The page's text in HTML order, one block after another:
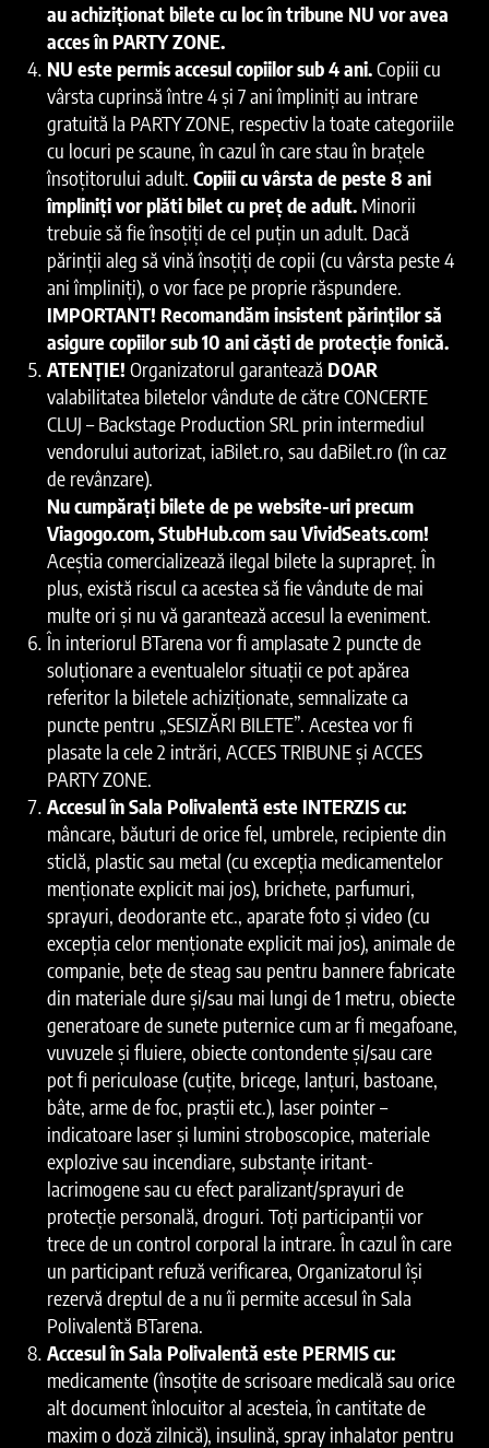
au achiziționat bilete cu loc în tribune NU vor avea
acces în PARTY ZONE.
NU este permis accesul copiilor sub 4 ani.Copiii cu
vârsta cuprinsă între 4 și 7 ani împliniți au intrare
gratuită la PARTY ZONE, respectiv la toate categoriile
cu locuri pe scaune, în cazul în care stau în brațele
însoțitorului adult. Copiii cu vârsta de peste 8 ani
împliniți vor plăti bilet cu preț de adult. Minorii
trebuie să fie însoțiți de cel puțin un adult. Dacă
părinții aleg să vină însoțiți de copii (cu vârsta peste 4
ani împliniți), o vor face pe proprie răspundere.
IMPORTANT! Recomandăm insistent părinților să
asigure copiilor sub 10 ani căști de protecție fonică.
ATENȚIE! Organizatorul garantează DOAR
valabilitatea biletelor vândute de către CONCERTE
CLUJ – Backstage Production SRL prin intermediul
vendorului autorizat, iaBilet.ro, sau daBilet.ro (în caz
de revânzare).
Nu cumpărați bilete de pe website-uri precum
Viagogo.com, StubHub.com sau VividSeats.com!
Aceștia comercializează ilegal bilete la suprapreț. În
plus, există riscul ca acestea să fie vândute de mai
multe ori și nu vă garantează accesul la eveniment.
În interiorul BTarena vor fi amplasate 2 puncte de
soluționare a eventualelor situații ce pot apărea
referitor la biletele achiziționate, semnalizate ca
puncte pentru „SESIZĂRI BILETE”. Acestea vor fi
plasate la cele 2 intrări, ACCES TRIBUNE și ACCES
PARTY ZONE.
Accesul în Sala Polivalentă este INTERZIS cu:
mâncare, băuturi de orice fel, umbrele, recipiente din
sticlă, plastic sau metal (cu excepția medicamentelor
menționate explicit mai jos), brichete, parfumuri,
sprayuri, deodorante etc., aparate foto și video (cu
excepția celor menționate explicit mai jos), animale de
companie, bețe de steag sau pentru bannere fabricate
din materiale dure și/sau mai lungi de 1 metru, obiecte
generatoare de sunete puternice cum ar fi megafoane,
vuvuzele și fluiere, obiecte contondente și/sau care
pot fi periculoase (cuțite, bricege, lanțuri, bastoane,
bâte, arme de foc, praștii etc.), laser pointer –
indicatoare laser și lumini stroboscopice, materiale
explozive sau incendiare, substanțe iritant-
lacrimogene sau cu efect paralizant/sprayuri de
protecție personală, droguri. Toți participanții vor
trece de un control corporal la intrare. În cazul în care
un participant refuză verificarea, Organizatorul își
rezervă dreptul de a nu îi permite accesul în Sala
Polivalentă BTarena.
Accesul în Sala Polivalentă este PERMIS cu:
medicamente (însoțite de scrisoare medicală sau orice
alt document înlocuitor al acesteia, în cantitate de
maxim o doză zilnică), insulină, spray inhalator pentru